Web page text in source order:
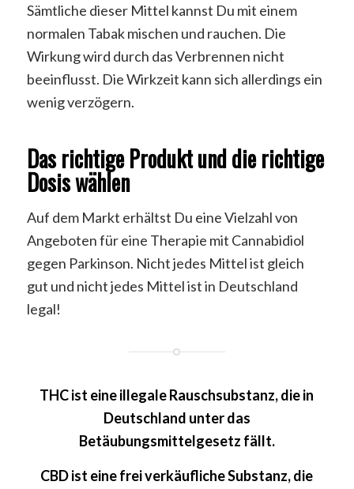
Sämtliche dieser Mittel kannst Du mit einem
normalen Tabak mischen und rauchen. Die
Wirkung wird durch das Verbrennen nicht
beeinflusst. Die Wirkzeit kann sich allerdings ein
wenig verzögern.
Das richtige Produkt und die richtige
Dosis wählen
Auf dem Markt erhältst Du eine Vielzahl von
Angeboten für eine Therapie mit Cannabidiol
gegen Parkinson. Nicht jedes Mittel ist gleich
gut und nicht jedes Mittel ist in Deutschland
legal!
THC ist eine illegale Rauschsubstanz, die in
Deutschland unter das
Betäubungsmittelgesetz fällt.
CBD ist eine frei verkäufliche Substanz, die